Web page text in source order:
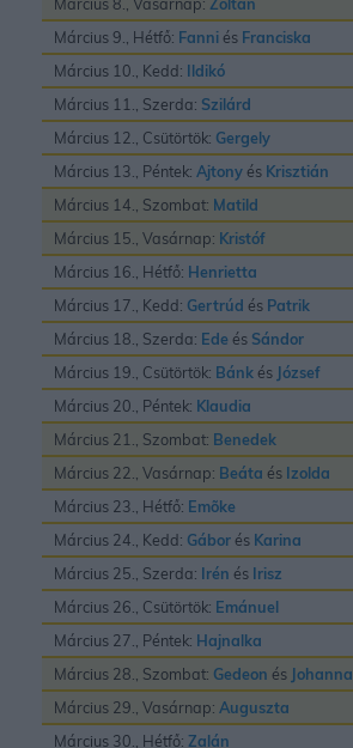
Március 9., Hétfő: Fanni és Franciska
Március 10., Kedd: Ildikó
Március 11., Szerda: Szilárd
Március 12., Csütörtök: Gergely
Március 13., Péntek: Ajtony és Krisztián
Március 14., Szombat: Matild
Március 15., Vasárnap: Kristóf
Március 16., Hétfő: Henrietta
Március 17., Kedd: Gertrúd és Patrik
Március 18., Szerda: Ede és Sándor
Március 19., Csütörtök: Bánk és József
Március 20., Péntek: Klaudia
Március 21., Szombat: Benedek
Március 22., Vasárnap: Beáta és Izolda
Március 23., Hétfő: Emõke
Március 24., Kedd: Gábor és Karina
Március 25., Szerda: Irén és Irisz
Március 26., Csütörtök: Emánuel
Március 27., Péntek: Hajnalka
Március 28., Szombat: Gedeon és Johanna
Március 29., Vasárnap: Auguszta
Március 30., Hétfő: Zalán